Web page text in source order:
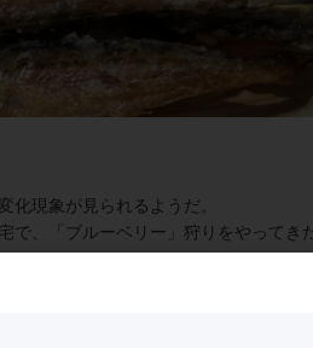
化現象が見られるようだ。
、「ブルーベリー」狩りをやってきた